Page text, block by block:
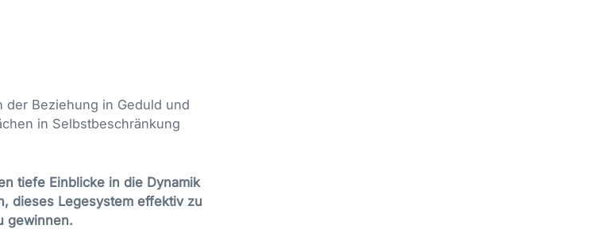
der Beziehung in Geduld und
in Selbstbeschränkung
tiefe Einblicke in die Dynamik
dieses Legesystem effektiv zu
gewinnen.